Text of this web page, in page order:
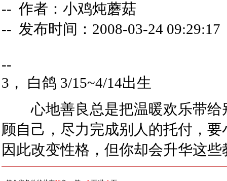
-- 作者：小鸡炖蘑菇
-- 发布时间：2008-03-24 09:29:17
--
3， 白鸽 3/15~4/14出生
心地善良总是把温暖欢乐带给
顾自己，尽力完成别人的托付，
因此改变性格，但你却会升华这